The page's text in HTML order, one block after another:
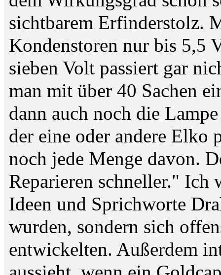
sichtbarem Erfinderstolz.
Kondenstoren nur bis 5,5
sieben Volt passiert gar
man mit über 40 Sachen
dann auch noch die
der eine oder andere Elko
noch jede Menge davon.
Reparieren schneller." Ich
Ideen und Sprichworte
wurden, sondern sich
entwickelten. Außerdem